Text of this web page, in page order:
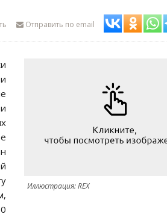
Отправить по email
Иллюстрация: REX